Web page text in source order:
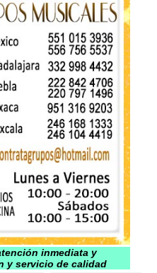
inmediata y
y servicio de calidad